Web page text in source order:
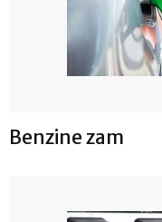
Benzine zam